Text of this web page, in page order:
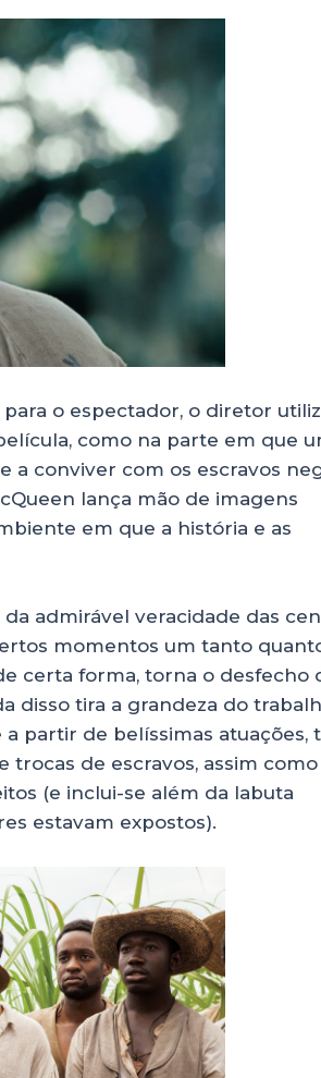
o espectador, o diretor
como na parte em que
a conviver com os escravos
lança mão de imagens
em que a história e as
admirável veracidade das
momentos um tanto
certa forma, torna o desfecho
disso tira a grandeza do
partir de belíssimas atuações,
de escravos, assim como
(e inclui-se além da labuta
estavam expostos).